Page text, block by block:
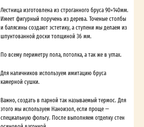
Лестница изготовлена из строганного бруса 90×140мм.
Имеет фигурный поручень из дерева. Точеные столбы
и балясины создают эстетику, а ступени мы делаем из
шпунтованной доски толщиной 36 мм.
По всему периметру пола, потолка, а так же в углах.
Для наличников используем имитацию бруса
камерной сушки.
Важно, создать в парной так называемый термос. Для
этого мы используем Наноизол, если проще —
специальную фольгу. После выполняем отделку стен